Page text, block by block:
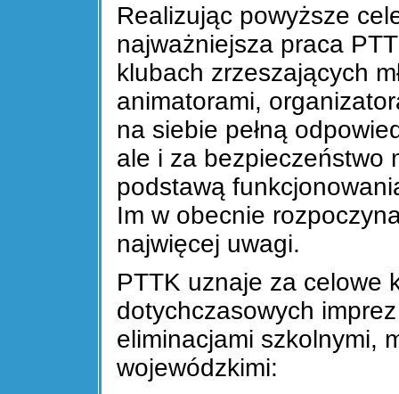
Realizując powyższe
najważniejsza praca
klubach zrzeszających
animatorami,
na siebie pełną
ale i za bezpieczeństwo
podstawą
Im w obecnie
najwięcej uwagi.
PTTK uznaje za celowe
dotychczasowych
eliminacjami szkolnymi,
wojewódzkimi: